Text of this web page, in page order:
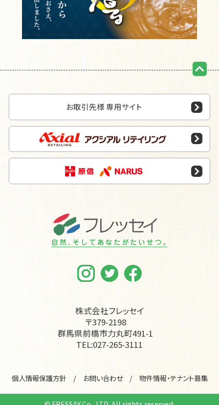
ページの先頭に戻る
お取引先様 専用サイト
株式会社フレッセイ
〒379-2198
群馬県前橋市力丸町491-1
TEL:027-265-3111
個人情報保護方針 お問い合わせ 物件情報・テナント募集